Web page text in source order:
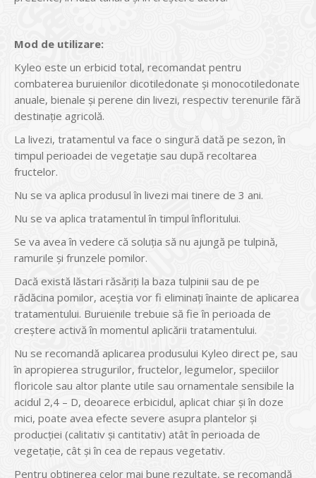
Mod de utilizare:
Kyleo este un erbicid total, recomandat pentru
combaterea buruienilor dicotiledonate și monocotiledonate
anuale, bienale şi perene din livezi, respectiv terenurile fără
destinaţie agricolă.
La livezi, tratamentul va face o singură dată pe sezon, în
timpul perioadei de vegetație sau după recoltarea
fructelor.
Nu se va aplica produsul în livezi mai tinere de 3 ani.
Nu se va aplica tratamentul în timpul înfloritului.
Se va avea în vedere că soluția să nu ajungă pe tulpină,
ramurile și frunzele pomilor.
Dacă există lăstari răsăriți la baza tulpinii sau de pe
rădăcina pomilor, aceștia vor fi eliminați înainte de aplicarea
tratamentului. Buruienile trebuie să fie în perioada de
creștere activă în momentul aplicării tratamentului.
Nu se recomandă aplicarea produsului Kyleo direct pe, sau
în apropierea strugurilor, fructelor, legumelor, speciilor
floricole sau altor plante utile sau ornamentale sensibile la
acidul 2,4 – D, deoarece erbicidul, aplicat chiar şi în doze
mici, poate avea efecte severe asupra plantelor și
producţiei (calitativ şi cantitativ) atât în perioada de
vegetaţie, cât şi în cea de repaus vegetativ.
Pentru obţinerea celor mai bune rezultate, se recomandă